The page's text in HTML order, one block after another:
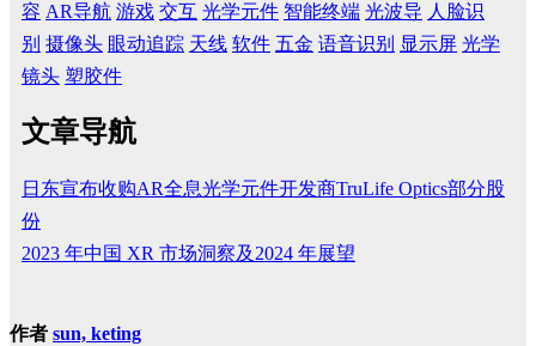
容 AR导航 游戏 交互 光学元件 智能终端 光波导 人脸识
别 摄像头 眼动追踪 天线 软件 五金 语音识别 显示屏 光学
镜头 塑胶件
文章导航
日东宣布收购AR全息光学元件开发商TruLife Optics部分股
份
2023 年中国 XR 市场洞察及2024 年展望
作者 sun, keting